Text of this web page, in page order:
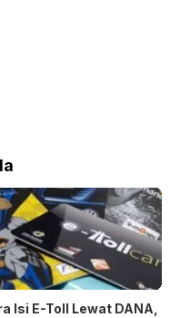
Isi E-Toll Lewat DANA,